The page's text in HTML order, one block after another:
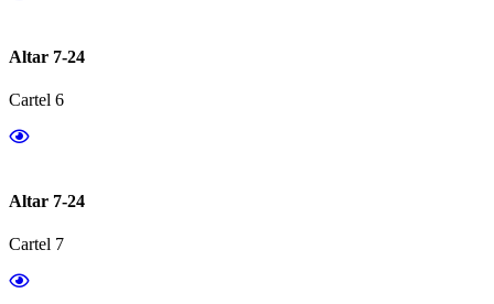
Altar 7-24
Cartel 6
Altar 7-24
Cartel 7